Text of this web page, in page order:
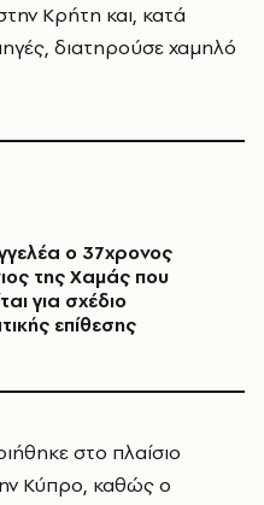
Κρήτη και, κατά
διατηρούσε χαμηλό
ο 37χρονος
της Χαμάς που
για σχέδιο
επίθεσης
στο πλαίσιο
Κύπρο, καθώς ο